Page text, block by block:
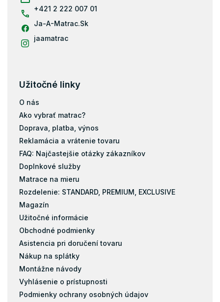
Vrchný matrac 90x200
Vrchný matrac 100x200
Vrchný matrac 180x200
+421 2 222 007 01
Ja-A-Matrac.Sk
jaamatrac
Užitočné linky
O nás
Ako vybrať matrac?
Doprava, platba, výnos
Reklamácia a vrátenie tovaru
FAQ: Najčastejšie otázky zákazníkov
Doplnkové služby
Matrace na mieru
Rozdelenie: STANDARD, PREMIUM, EXCLUSIVE
Magazín
Užitočné informácie
Obchodné podmienky
Asistencia pri doručení tovaru
Nákup na splátky
Montážne návody
Vyhlásenie o prístupnosti
Podmienky ochrany osobných údajov